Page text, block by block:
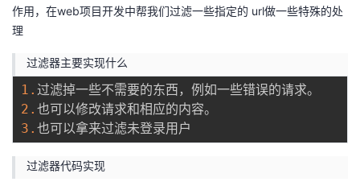
我
的
博
客
我
的
论
坛
我
的
圈
我
的
我
作用，在web项目开发中帮我们过滤一些指定的 url做一些特殊的处
理
过滤器主要实现什么
1.
2.
3.
过滤器代码实现